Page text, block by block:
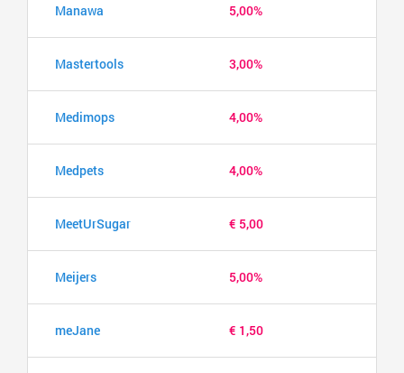
Manawa 5,00%
Mastertools 3,00%
Medimops 4,00%
Medpets 4,00%
MeetUrSugar € 5,00
Meijers 5,00%
meJane € 1,50